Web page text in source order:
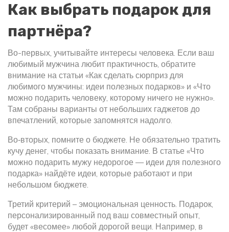
Как выбрать подарок для
партнёра?
Во-первых, учитывайте интересы человека. Если ваш
любимый мужчина любит практичность, обратите
внимание на статьи «Как сделать сюрприз для
любимого мужчины: идеи полезных подарков» и «Что
можно подарить человеку, которому ничего не нужно».
Там собраны варианты от небольших гаджетов до
впечатлений, которые запомнятся надолго.
Во‑вторых, помните о бюджете. Не обязательно тратить
кучу денег, чтобы показать внимание. В статье «Что
можно подарить мужу недорогое — идеи для полезного
подарка» найдёте идеи, которые работают и при
небольшом бюджете.
Третий критерий – эмоциональная ценность. Подарок,
персонализированный под ваш совместный опыт,
будет «весомее» любой дорогой вещи. Например, в